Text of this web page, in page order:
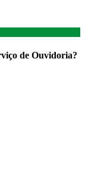
de Ouvidoria?